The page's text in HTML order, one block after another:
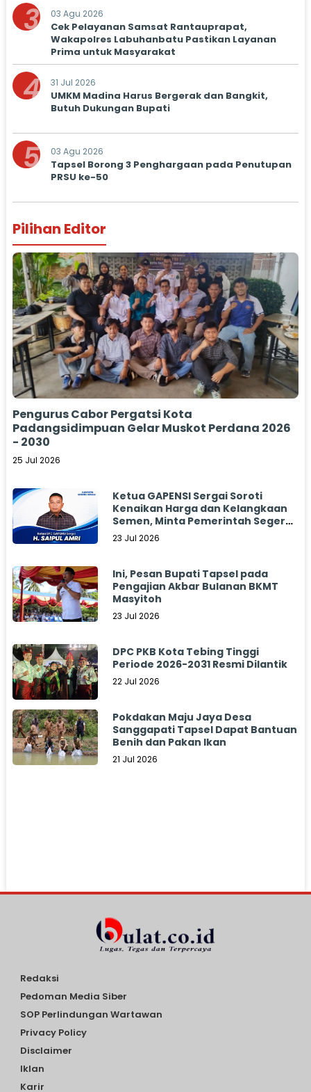
3 03 Agu 2026
Cek Pelayanan Samsat Rantauprapat,
Wakapolres Labuhanbatu Pastikan Layanan
Prima untuk Masyarakat
4 31 Jul 2026
UMKM Madina Harus Bergerak dan Bangkit,
Butuh Dukungan Bupati
5 03 Agu 2026
Tapsel Borong 3 Penghargaan pada Penutupan
PRSU ke-50
Pilihan Editor
Pengurus Cabor Pergatsi Kota
Padangsidimpuan Gelar Muskot Perdana 2026
- 2030
25 Jul 2026
Ketua GAPENSI Sergai Soroti
Kenaikan Harga dan Kelangkaan
Semen, Minta Pemerintah Segera
Bertindak
23 Jul 2026
Ini, Pesan Bupati Tapsel pada
Pengajian Akbar Bulanan BKMT
Masyitoh
23 Jul 2026
DPC PKB Kota Tebing Tinggi
Periode 2026-2031 Resmi Dilantik
22 Jul 2026
Pokdakan Maju Jaya Desa
Sanggapati Tapsel Dapat Bantuan
Benih dan Pakan Ikan
21 Jul 2026
Redaksi
Pedoman Media Siber
SOP Perlindungan Wartawan
Privacy Policy
Disclaimer
Iklan
Karir